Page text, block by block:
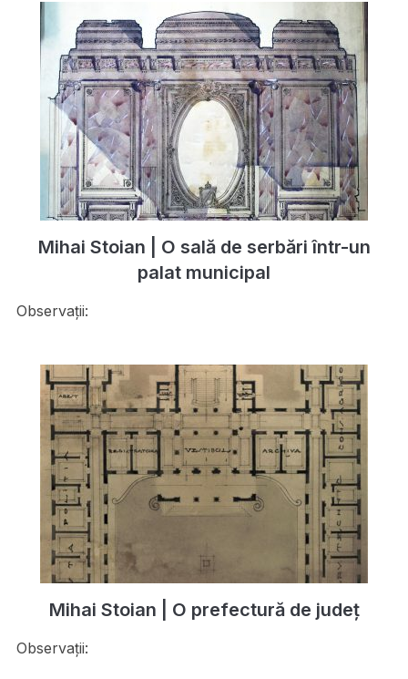
Mihai Stoian | O sală de serbări într-un
palat municipal
Observații:
Mihai Stoian | O prefectură de județ
Observații: